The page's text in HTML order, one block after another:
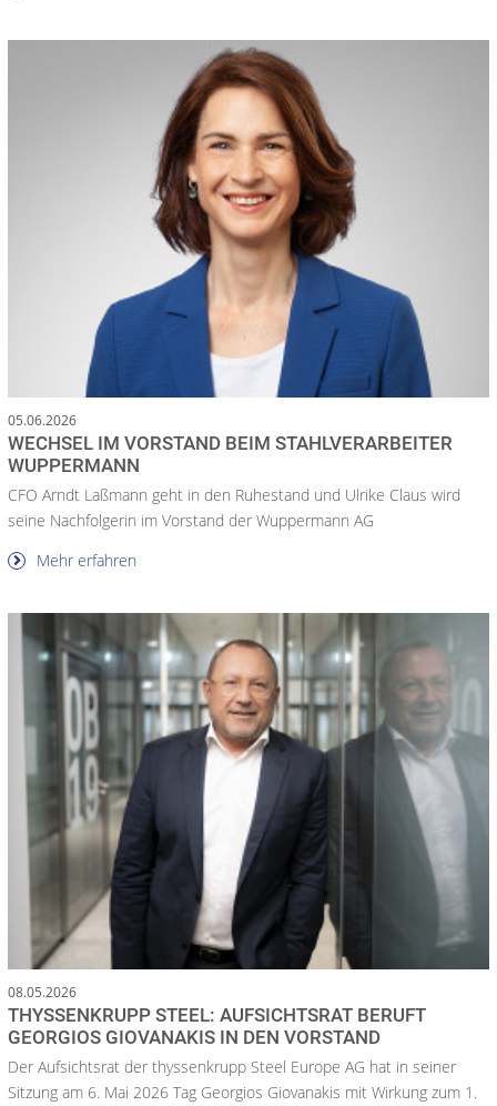
05.06.2026
WECHSEL IM VORSTAND BEIM STAHLVERARBEITER
WUPPERMANN
CFO Arndt Laßmann geht in den Ruhestand und Ulrike Claus wird
seine Nachfolgerin im Vorstand der Wuppermann AG
Mehr erfahren
08.05.2026
THYSSENKRUPP STEEL: AUFSICHTSRAT BERUFT
GEORGIOS GIOVANAKIS IN DEN VORSTAND
Der Aufsichtsrat der thyssenkrupp Steel Europe AG hat in seiner
Sitzung am 6. Mai 2026 Tag Georgios Giovanakis mit Wirkung zum 1.